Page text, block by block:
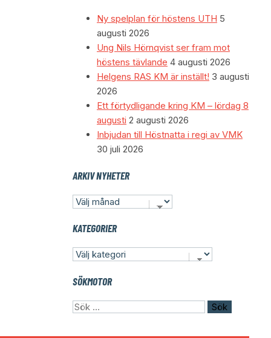
Ny spelplan för höstens UTH 5
augusti 2026
Ung Nils Hörnqvist ser fram mot
höstens tävlande 4 augusti 2026
Helgens RAS KM är inställt! 3 augusti
2026
Ett förtydligande kring KM – lördag 8
augusti 2 augusti 2026
Inbjudan till Höstnatta i regi av VMK
30 juli 2026
ARKIV NYHETER
ARKIV
KATEGORIER
KATEGORIER
SÖKMOTOR
Sök